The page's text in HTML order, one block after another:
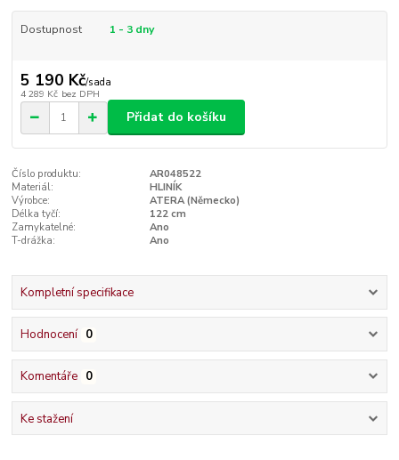
Dostupnost 1 - 3 dny
5 190 Kč/sada
4 289 Kč bez DPH
Přidat do košíku
Číslo produktu:
AR048522
Materiál:
HLINÍK
Výrobce:
ATERA (Německo)
Délka tyčí:
122 cm
Zamykatelné:
Ano
T-drážka:
Ano
Kompletní specifikace
Hodnocení 0
Komentáře 0
Ke stažení